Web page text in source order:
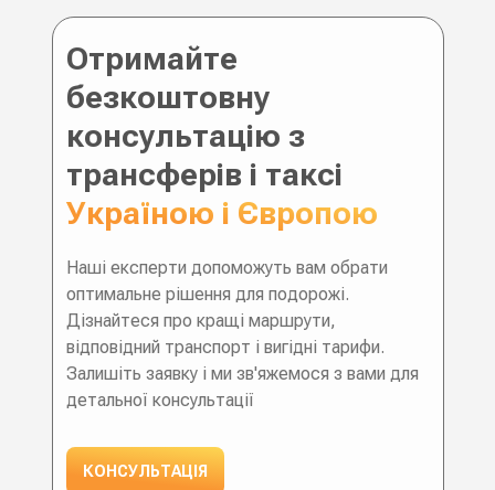
Отримайте
безкоштовну
консультацію з
трансферів і таксі
Україною і Європою
Наші експерти допоможуть вам обрати
оптимальне рішення для подорожі.
Дізнайтеся про кращі маршрути,
відповідний транспорт і вигідні тарифи.
Залишіть заявку і ми зв'яжемося з вами для
детальної консультації
КОНСУЛЬТАЦІЯ